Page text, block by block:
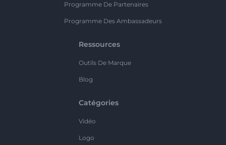
Programme De Partenaires
Programme Des Ambassadeurs
Ressources
Outils De Marque
Blog
Catégories
Vidéo
Logo